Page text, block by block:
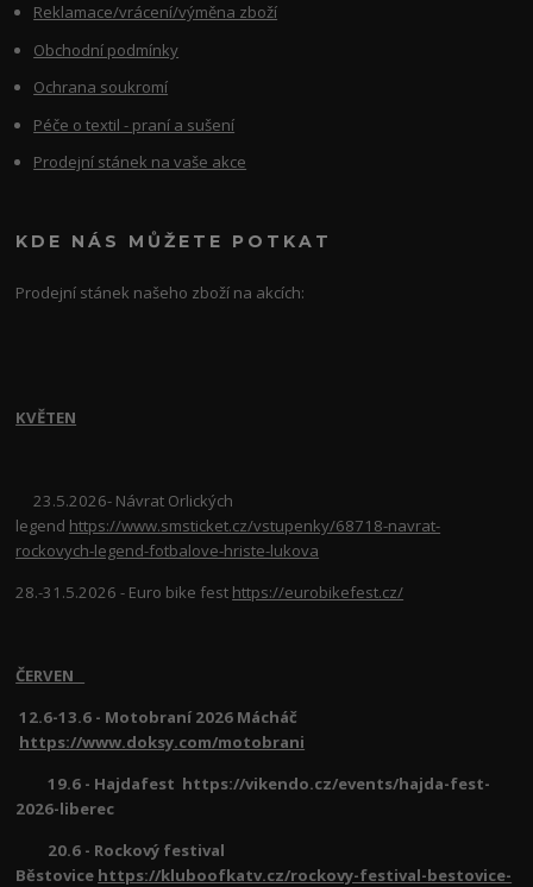
Reklamace/vrácení/výměna zboží
Obchodní podmínky
Ochrana soukromí
Péče o textil - praní a sušení
Prodejní stánek na vaše akce
KDE NÁS MŮŽETE POTKAT
Prodejní stánek našeho zboží na akcích:
KVĚTEN
23.5.2026- Návrat Orlických
legend https://www.smsticket.cz/vstupenky/68718-navrat-
rockovych-legend-fotbalove-hriste-lukova
28.-31.5.2026 - Euro bike fest https://eurobikefest.cz/
ČERVEN
12.6-13.6 - Motobraní 2026 Mácháč
https://www.doksy.com/motobrani
19.6 - Hajdafest https://vikendo.cz/events/hajda-fest-
2026-liberec
20.6 - Rockový festival
Běstovice https://kluboofkatv.cz/rockovy-festival-bestovice-